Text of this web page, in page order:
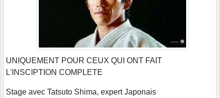
UNIQUEMENT POUR CEUX QUI ONT FAIT
L'INSCIPTION COMPLETE
Stage avec Tatsuto Shima, expert Japonais